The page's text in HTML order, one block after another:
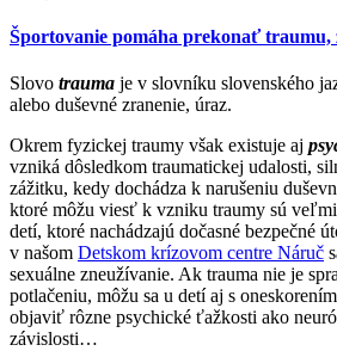
Športovanie pomáha prekonať traumu,
Slovo trauma je v slovníku slovenského
alebo duševné zranenie, úraz.
Okrem fyzickej traumy však existuje aj
vzniká dôsledkom traumatickej udalosti,
zážitku, kedy dochádza k narušeniu
ktoré môžu viesť k vzniku traumy sú
detí, ktoré nachádzajú dočasné bezpečné
v našom Detskom krízovom centre Náruč
sexuálne zneužívanie. Ak trauma nie je
potlačeniu, môžu sa u detí aj s
objaviť rôzne psychické ťažkosti ako
závislosti…